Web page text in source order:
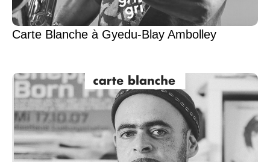
Carte Blanche à Gyedu-Blay Ambolley